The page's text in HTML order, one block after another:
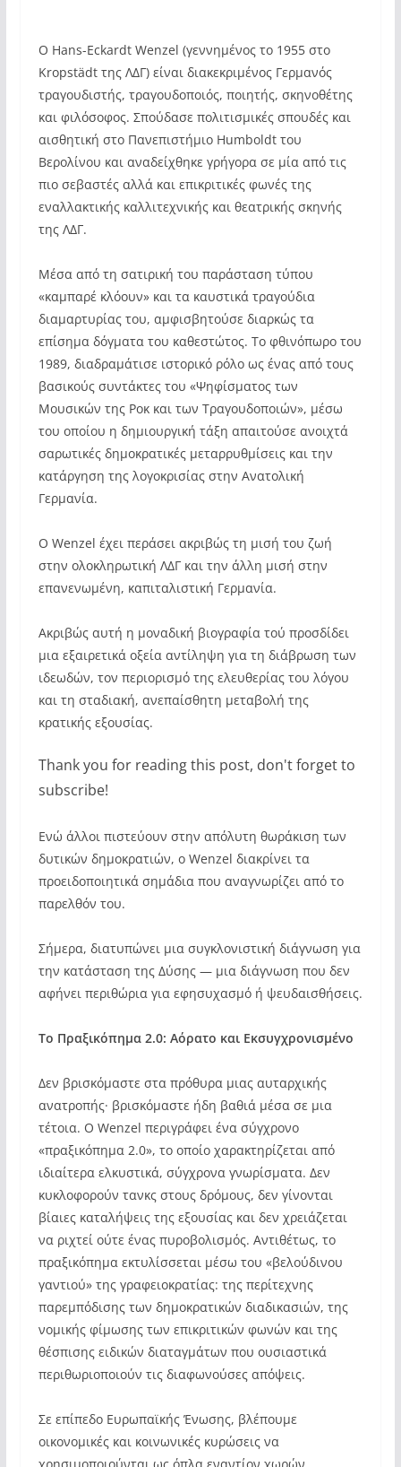
Ο Hans-Eckardt Wenzel (γεννημένος το 1955 στο
Kropstädt της ΛΔΓ) είναι διακεκριμένος Γερμανός
τραγουδιστής, τραγουδοποιός, ποιητής, σκηνοθέτης
και φιλόσοφος. Σπούδασε πολιτισμικές σπουδές και
αισθητική στο Πανεπιστήμιο Humboldt του
Βερολίνου και αναδείχθηκε γρήγορα σε μία από τις
πιο σεβαστές αλλά και επικριτικές φωνές της
εναλλακτικής καλλιτεχνικής και θεατρικής σκηνής
της ΛΔΓ.
Μέσα από τη σατιρική του παράσταση τύπου
«καμπαρέ κλόουν» και τα καυστικά τραγούδια
διαμαρτυρίας του, αμφισβητούσε διαρκώς τα
επίσημα δόγματα του καθεστώτος. Το φθινόπωρο του
1989, διαδραμάτισε ιστορικό ρόλο ως ένας από τους
βασικούς συντάκτες του «Ψηφίσματος των
Μουσικών της Ροκ και των Τραγουδοποιών», μέσω
του οποίου η δημιουργική τάξη απαιτούσε ανοιχτά
σαρωτικές δημοκρατικές μεταρρυθμίσεις και την
κατάργηση της λογοκρισίας στην Ανατολική
Γερμανία.
Ο Wenzel έχει περάσει ακριβώς τη μισή του ζωή
στην ολοκληρωτική ΛΔΓ και την άλλη μισή στην
επανενωμένη, καπιταλιστική Γερμανία.
Ακριβώς αυτή η μοναδική βιογραφία τού προσδίδει
μια εξαιρετικά οξεία αντίληψη για τη διάβρωση των
ιδεωδών, τον περιορισμό της ελευθερίας του λόγου
και τη σταδιακή, ανεπαίσθητη μεταβολή της
κρατικής εξουσίας.
Thank you for reading this post, don't forget to
subscribe!
Ενώ άλλοι πιστεύουν στην απόλυτη θωράκιση των
δυτικών δημοκρατιών, ο Wenzel διακρίνει τα
προειδοποιητικά σημάδια που αναγνωρίζει από το
παρελθόν του.
Σήμερα, διατυπώνει μια συγκλονιστική διάγνωση για
την κατάσταση της Δύσης — μια διάγνωση που δεν
αφήνει περιθώρια για εφησυχασμό ή ψευδαισθήσεις.
Το Πραξικόπημα 2.0: Αόρατο και Εκσυγχρονισμένο
Δεν βρισκόμαστε στα πρόθυρα μιας αυταρχικής
ανατροπής· βρισκόμαστε ήδη βαθιά μέσα σε μια
τέτοια. Ο Wenzel περιγράφει ένα σύγχρονο
«πραξικόπημα 2.0», το οποίο χαρακτηρίζεται από
ιδιαίτερα ελκυστικά, σύγχρονα γνωρίσματα. Δεν
κυκλοφορούν τανκς στους δρόμους, δεν γίνονται
βίαιες καταλήψεις της εξουσίας και δεν χρειάζεται
να ριχτεί ούτε ένας πυροβολισμός. Αντιθέτως, το
πραξικόπημα εκτυλίσσεται μέσω του «βελούδινου
γαντιού» της γραφειοκρατίας: της περίτεχνης
παρεμπόδισης των δημοκρατικών διαδικασιών, της
νομικής φίμωσης των επικριτικών φωνών και της
θέσπισης ειδικών διαταγμάτων που ουσιαστικά
περιθωριοποιούν τις διαφωνούσες απόψεις.
Σε επίπεδο Ευρωπαϊκής Ένωσης, βλέπουμε
οικονομικές και κοινωνικές κυρώσεις να